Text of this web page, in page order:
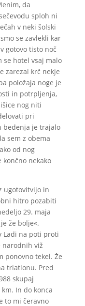
da
sploh ni
v neki šolski
se zavlekli kar
gotovo tisto noč
se hotel vsaj malo
zarezal krč nekje
položaja noge je
in potrpljenja,
nog niti
pri
bedenja je trajalo
sem z obema
od nog
končno nekako
ugotovitvijo in
hitro pozabiti
29. maja
že bolje«.
Ladi na poti proti
narodnih viž
ponovno tekel. Že
triatlonu. Pred
skupaj
In do konca
to mi čeravno